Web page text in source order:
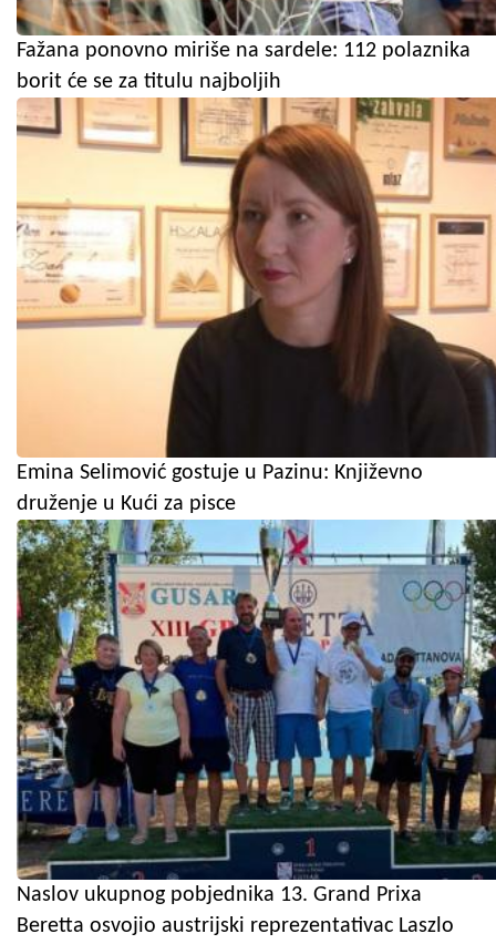
Fažana ponovno miriše na sardele: 112 polaznika
borit će se za titulu najboljih
Emina Selimović gostuje u Pazinu: Književno
druženje u Kući za pisce
Naslov ukupnog pobjednika 13. Grand Prixa
Beretta osvojio austrijski reprezentativac Laszlo